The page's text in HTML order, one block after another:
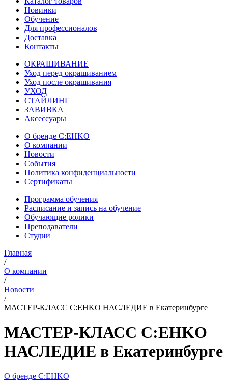
Новинки
Обучение
Для профессионалов
Доставка
Контакты
ОКРАШИВАНИЕ
Уход перед окрашиванием
Уход после окрашивания
УХОД
СТАЙЛИНГ
ЗАВИВКА
Аксессуары
О бренде C:EHKO
О компании
Новости
События
Политика конфиденциальности
Сертификаты
Программа обучения
Расписание и запись на обучение
Обучающие ролики
Преподаватели
Студии
Главная
/
О компании
/
Новости
/
МАСТЕР-КЛАСС C:EHKO НАСЛЕДИЕ в Екатеринбурге
МАСТЕР-КЛАСС C:EHKO
НАСЛЕДИЕ в Екатеринбурге
О бренде C:EHKO